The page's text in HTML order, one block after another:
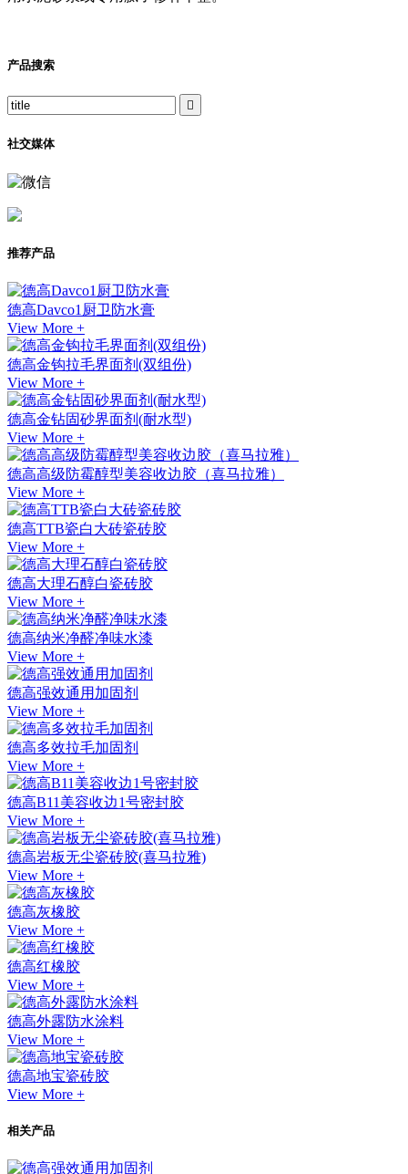
产品搜索

社交媒体
推荐产品
德高Davco1厨卫防水膏
View More +
德高金钩拉毛界面剂(双组份)
View More +
德高金钻固砂界面剂(耐水型)
View More +
德高高级防霉醇型美容收边胶（喜马拉雅）
View More +
德高TTB瓷白大砖瓷砖胶
View More +
德高大理石醇白瓷砖胶
View More +
德高纳米净醛净味水漆
View More +
德高强效通用加固剂
View More +
德高多效拉毛加固剂
View More +
德高B11美容收边1号密封胶
View More +
德高岩板无尘瓷砖胶(喜马拉雅)
View More +
德高灰橡胶
View More +
德高红橡胶
View More +
德高外露防水涂料
View More +
德高地宝瓷砖胶
View More +
相关产品